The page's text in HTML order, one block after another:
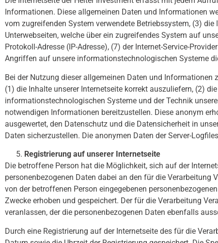
Informationen. Diese allgemeinen Daten und Informationen
vom zugreifenden System verwendete Betriebssystem, (3)
Unterwebseiten, welche über ein zugreifendes System auf
Protokoll-Adresse (IP-Adresse), (7) der Internet-Service-
Angriffen auf unsere informationstechnologischen Systeme
Bei der Nutzung dieser allgemeinen Daten und
(1) die Inhalte unserer Internetseite korrekt auszuliefern, (2)
informationstechnologischen Systeme und der Technik
notwendigen Informationen bereitzustellen. Diese anonym
ausgewertet, den Datenschutz und die Datensicherheit in
Daten sicherzustellen. Die anonymen Daten der Server-
Registrierung auf unserer Internetseite
Die betroffene Person hat die Möglichkeit, sich auf der
personenbezogenen Daten dabei an den für die
von der betroffenen Person eingegebenen
Zwecke erhoben und gespeichert. Der für die Verarbeitung
veranlassen, der die personenbezogenen Daten ebenfalls
Durch eine Registrierung auf der Internetseite des für die